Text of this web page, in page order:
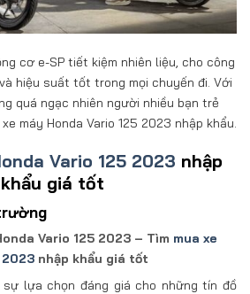
cơ e-SP tiết kiệm nhiên liệu, cho công
hiệu suất tốt trong mọi chuyến đi. Với
quá ngạc nhiên người nhiều bạn trẻ
máy Honda Vario 125 2023 nhập khẩu.
Vario 125 2023 nhập
khẩu giá tốt
Vario 125 2023 – Tìm mua xe
2023 nhập khẩu giá tốt
sự lựa chọn đáng giá cho những tín đồ